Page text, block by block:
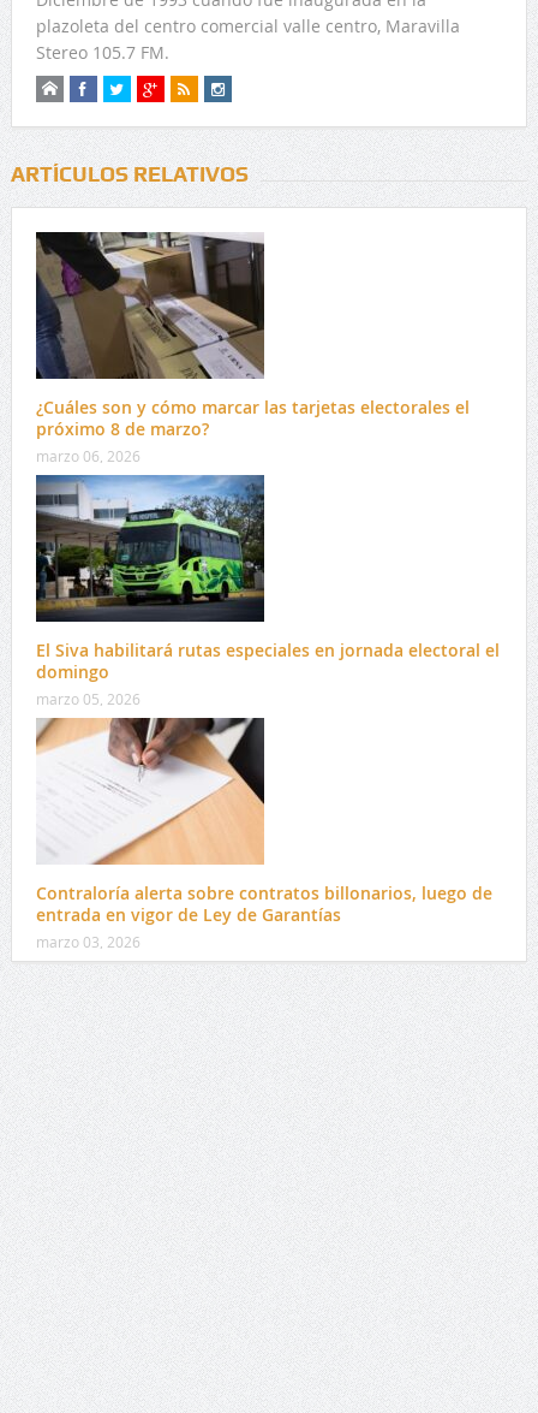
plazoleta del centro comercial valle centro, Maravilla
Stereo 105.7 FM.
ARTÍCULOS RELATIVOS
¿Cuáles son y cómo marcar las tarjetas electorales el
próximo 8 de marzo?
marzo 06, 2026
El Siva habilitará rutas especiales en jornada electoral el
domingo
marzo 05, 2026
Contraloría alerta sobre contratos billonarios, luego de
entrada en vigor de Ley de Garantías
marzo 03, 2026